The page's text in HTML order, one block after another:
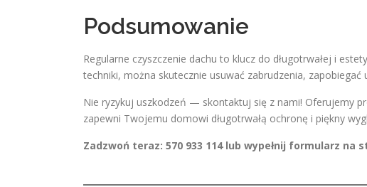
Podsumowanie
Regularne czyszczenie dachu to klucz do długotrwałej i
techniki, można skutecznie usuwać zabrudzenia,
Nie ryzykuj uszkodzeń — skontaktuj się z nami! Oferujemy
zapewni Twojemu domowi długotrwałą ochronę i piękny
Zadzwoń teraz: 570 933 114 lub wypełnij formularz